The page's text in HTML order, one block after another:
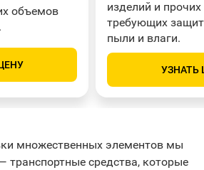
объемов
изделий и
требующих
пыли и влаги.
УЗНАТЬ
множественных элементов мы
транспортные средства, которые